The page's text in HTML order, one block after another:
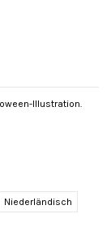
Illustration.
Niederländisch